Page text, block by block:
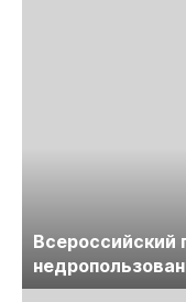
Всероссийский